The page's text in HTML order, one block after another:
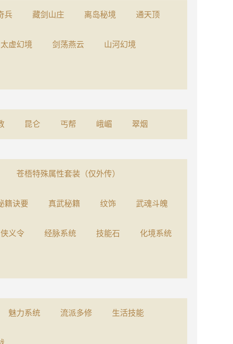
兵 藏剑山庄 离岛秘境 通天顶
太虚幻境 剑荡燕云 山河幻境
昆仑 丐帮 峨嵋 翠烟
苍梧特殊属性套装（仅外传）
籍诀要 真武秘籍 纹饰 武魂斗魄
侠义令 经脉系统 技能石 化境系统
魅力系统 流派多修 生活技能